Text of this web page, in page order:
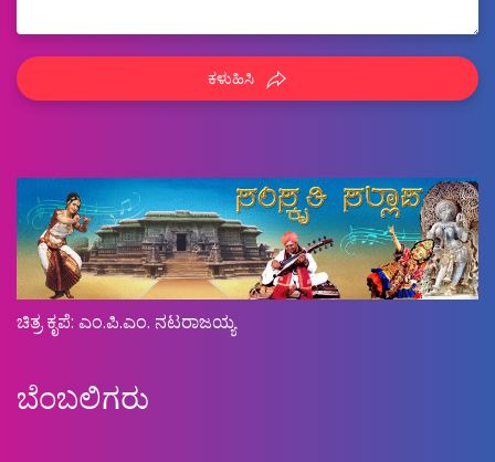
ಕಳುಹಿಸಿ
ಚಿತ್ರ ಕೃಪೆ: ಎಂ.ಪಿ.ಎಂ. ನಟರಾಜಯ್ಯ
ಬೆಂಬಲಿಗರು